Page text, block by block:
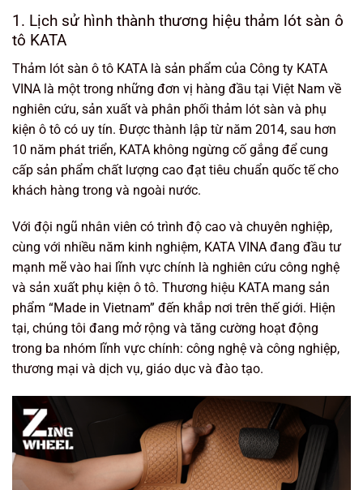
1. Lịch sử hình thành thương hiệu thảm lót sàn ô
tô KATA
Thảm lót sàn ô tô KATA là sản phẩm của Công ty KATA
VINA là một trong những đơn vị hàng đầu tại Việt Nam về
nghiên cứu, sản xuất và phân phối thảm lót sàn và phụ
kiện ô tô có uy tín. Được thành lập từ năm 2014, sau hơn
10 năm phát triển, KATA không ngừng cố gắng để cung
cấp sản phẩm chất lượng cao đạt tiêu chuẩn quốc tế cho
khách hàng trong và ngoài nước.
Với đội ngũ nhân viên có trình độ cao và chuyên nghiệp,
cùng với nhiều năm kinh nghiệm, KATA VINA đang đầu tư
mạnh mẽ vào hai lĩnh vực chính là nghiên cứu công nghệ
và sản xuất phụ kiện ô tô. Thương hiệu KATA mang sản
phẩm “Made in Vietnam” đến khắp nơi trên thế giới. Hiện
tại, chúng tôi đang mở rộng và tăng cường hoạt động
trong ba nhóm lĩnh vực chính: công nghệ và công nghiệp,
thương mại và dịch vụ, giáo dục và đào tạo.